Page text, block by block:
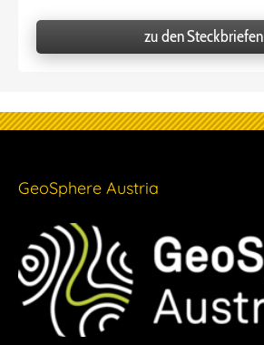
zu den Steckbriefen
GeoSphere Austria